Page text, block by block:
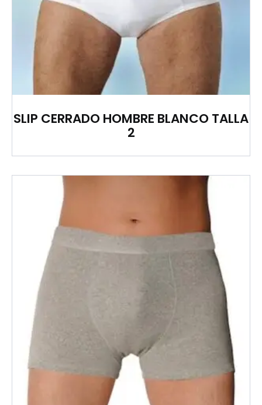
SLIP CERRADO HOMBRE BLANCO TALLA
2